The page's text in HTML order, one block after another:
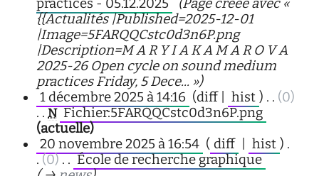
practices - 05.12.2025
(Page créée avec «
{{Actualités |Published=2025-12-01
|Image=5FARQQCstc0d3n6P.png
|Description=M A R Y I A K A M A R O V A
2025-26 Open cycle on sound medium
practices Friday, 5 Dece... »)
1 décembre 2025 à 14:16 (diff | hist ) . . (0)
. . N Fichier:5FARQQCstc0d3n6P.png
(actuelle)
20 novembre 2025 à 16:54 ( diff hist ) .
. (0) . . École de recherche graphique